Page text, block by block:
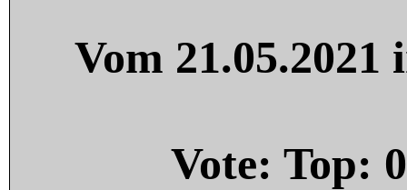
Vom
Vote: Top: 0